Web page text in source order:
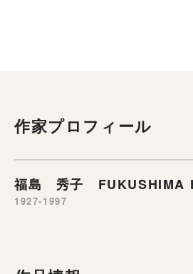
作家プロフィール
福島 秀子 FUKUSHIMA
1927-1997